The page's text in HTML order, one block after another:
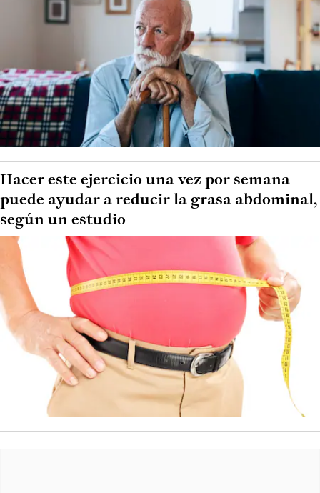
Hacer este ejercicio una vez por semana
puede ayudar a reducir la grasa abdominal,
según un estudio